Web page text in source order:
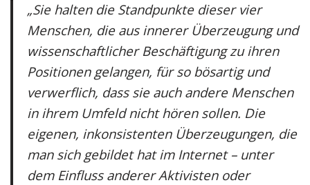
„Sie halten die Standpunkte dieser vier
Menschen, die aus innerer Überzeugung und
wissenschaftlicher Beschäftigung zu ihren
Positionen gelangen, für so bösartig und
verwerflich, dass sie auch andere Menschen
in ihrem Umfeld nicht hören sollen. Die
eigenen, inkonsistenten Überzeugungen, die
man sich gebildet hat im Internet – unter
dem Einfluss anderer Aktivisten oder